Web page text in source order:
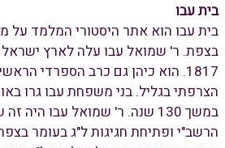
בית עבו
בית עבו הוא אתר היסטורי המלמד על
בצפת. ר' שמואל עבו עלה לארץ
1817. הוא כיהן גם כרב הספרדי
הצרפתי בגליל. בני משפחת עבו גרו
במשך 130 שנה. ר' שמואל עבו
הרשב"י ופתיחת חגיגות ל"ג בעומר